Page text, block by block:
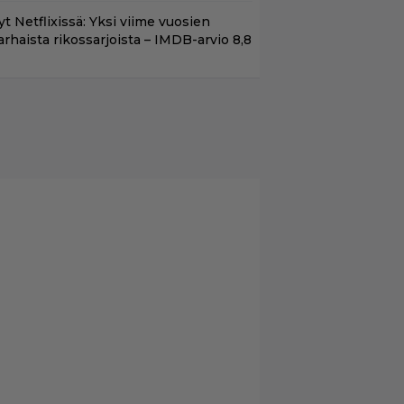
Netflixissä: Yksi viime vuosien
rikossarjoista – IMDB-arvio 8,8